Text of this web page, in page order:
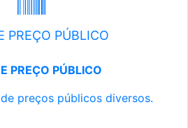
PREÇO PÚBLICO
PREÇO PÚBLICO
preços públicos diversos.